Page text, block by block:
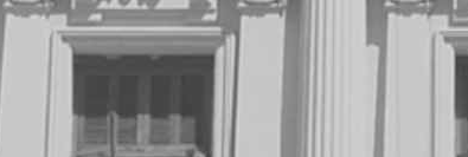
Matemática